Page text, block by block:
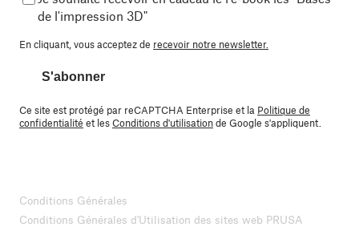
de l'impression 3D"
En cliquant, vous acceptez de recevoir notre newsletter.
S'abonner
Ce site est protégé par reCAPTCHA Enterprise et la Politique de
confidentialité et lesConditions d'utilisationde Google s'appliquent.
Conditions Générales
Conditions Générales d'Utilisation des sites web PRUSA